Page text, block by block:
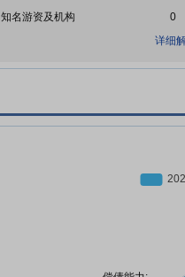
知名游资及机构
0
详细